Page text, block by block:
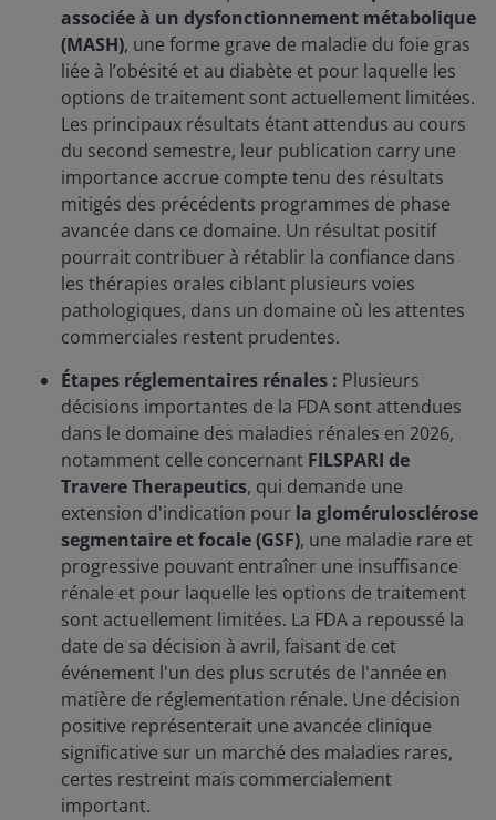
associée à un dysfonctionnement métabolique
(MASH), une forme grave de maladie du foie gras
liée à l’obésité et au diabète et pour laquelle les
options de traitement sont actuellement limitées.
Les principaux résultats étant attendus au cours
du second semestre, leur publication carry une
importance accrue compte tenu des résultats
mitigés des précédents programmes de phase
avancée dans ce domaine. Un résultat positif
pourrait contribuer à rétablir la confiance dans
les thérapies orales ciblant plusieurs voies
pathologiques, dans un domaine où les attentes
commerciales restent prudentes.
Étapes réglementaires rénales : Plusieurs
décisions importantes de la FDA sont attendues
dans le domaine des maladies rénales en 2026,
notamment celle concernant FILSPARI de
Travere Therapeutics, qui demande une
extension d'indication pour la glomérulosclérose
segmentaire et focale (GSF), une maladie rare et
progressive pouvant entraîner une insuffisance
rénale et pour laquelle les options de traitement
sont actuellement limitées. La FDA a repoussé la
date de sa décision à avril, faisant de cet
événement l'un des plus scrutés de l'année en
matière de réglementation rénale. Une décision
positive représenterait une avancée clinique
significative sur un marché des maladies rares,
certes restreint mais commercialement
important.